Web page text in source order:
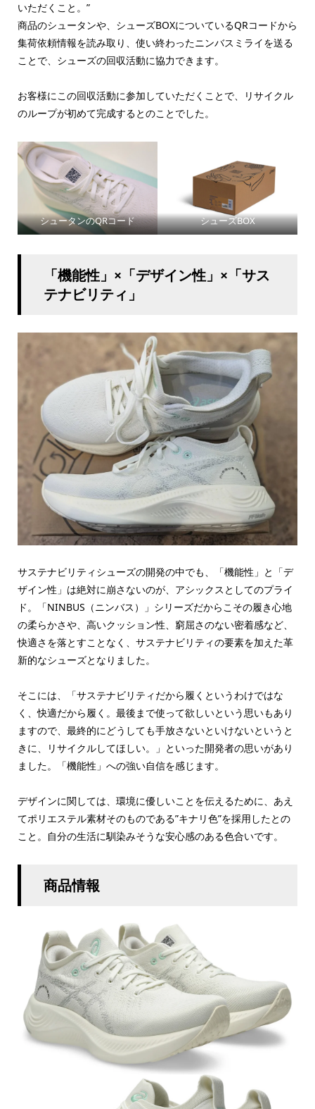
いただくこと。”
商品のシュータンや、シューズBOXについているQRコードから
集荷依頼情報を読み取り、使い終わったニンバスミライを送る
ことで、シューズの回収活動に協力できます。
お客様にこの回収活動に参加していただくことで、リサイクル
のループが初めて完成するとのことでした。
シュータンのQRコード シューズBOX
「機能性」×「デザイン性」×「サス
テナビリティ」
サステナビリティシューズの開発の中でも、「機能性」と「デ
ザイン性」は絶対に崩さないのが、アシックスとしてのプライ
ド。「NINBUS（ニンバス）」シリーズだからこその履き心地
の柔らかさや、高いクッション性、窮屈さのない密着感など、
快適さを落とすことなく、サステナビリティの要素を加えた革
新的なシューズとなりました。
そこには、「サステナビリティだから履くというわけではな
く、快適だから履く。最後まで使って欲しいという思いもあり
ますので、最終的にどうしても手放さないといけないというと
きに、リサイクルしてほしい。」といった開発者の思いがあり
ました。「機能性」への強い自信を感じます。
デザインに関しては、環境に優しいことを伝えるために、あえ
てポリエステル素材そのものである”キナリ色”を採用したとの
こと。自分の生活に馴染みそうな安心感のある色合いです。
商品情報